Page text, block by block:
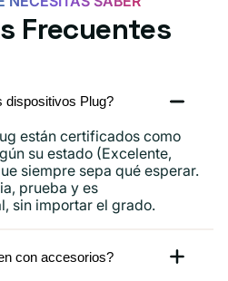
Frecuentes
dispositivos Plug?
están certificados como
su estado (Excelente,
siempre sepa qué esperar.
prueba y es
sin importar el grado.
con accesorios?